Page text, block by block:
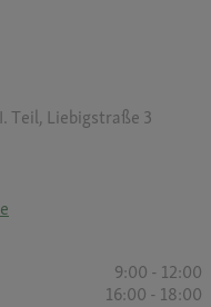
Teil, Liebigstraße 3
9:00 - 12:00
16:00 - 18:00